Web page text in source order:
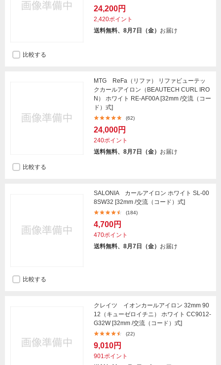
24,200円
2,420ポイント
送料無料、8月7日（金） お届け
比較する
MTG ReFa（リファ） リファビューテッ
クカールアイロン（BEAUTECH CURL IRO
N） ホワイト RE-AF00A [32mm /交流（コー
ド）式]
(62)
24,000円
240ポイント
送料無料、8月7日（金） お届け
比較する
SALONIA カールアイロン ホワイト SL-00
8SW32 [32mm /交流（コード）式]
(184)
4,700円
470ポイント
送料無料、8月7日（金） お届け
比較する
クレイツ イオンカールアイロン 32mm 90
12（キューゼロイチニ） ホワイト CC9012-
G32W [32mm /交流（コード）式]
(22)
9,010円
901ポイント